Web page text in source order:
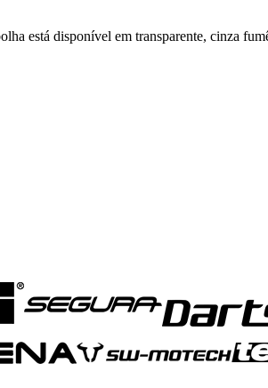
está disponível em transparente, cinza